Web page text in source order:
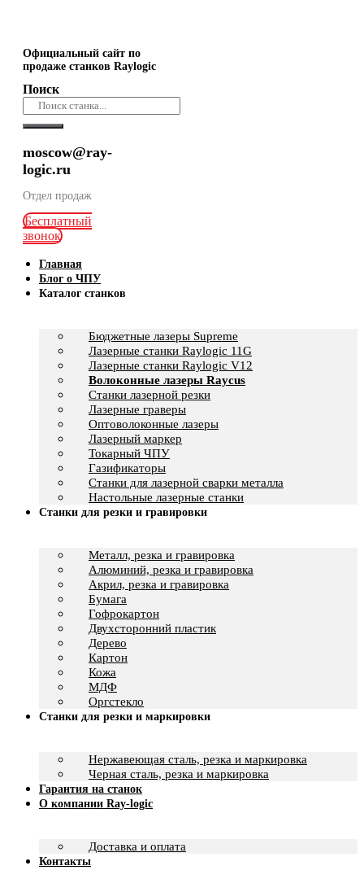
Официальный сайт по
продаже станков Raylogic
Поиск
moscow@ray-
logic.ru
Отдел продаж
Бесплатный
звонок
Главная
Блог о ЧПУ
Каталог станков
Бюджетные лазеры Supreme
Лазерные станки Raylogic 11G
Лазерные станки Raylogic V12
Волоконные лазеры Raycus
Станки лазерной резки
Лазерные граверы
Оптоволоконные лазеры
Лазерный маркер
Токарный ЧПУ
Газификаторы
Cтанки для лазерной сварки металла
Настольные лазерные станки
Станки для резки и гравировки
Металл, резка и гравировка
Алюминий, резка и гравировка
Акрил, резка и гравировка
Бумага
Гофрокартон
Двухсторонний пластик
Дерево
Картон
Кожа
МДФ
Оргстекло
Станки для резки и маркировки
Нержавеющая сталь, резка и маркировка
Черная сталь, резка и маркировка
Гарантия на станок
О компании Ray-logic
Доставка и оплата
Контакты